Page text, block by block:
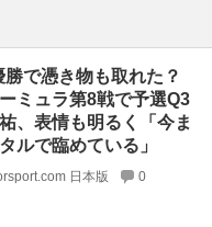
勝で憑き物も取れた？
ミュラ第8戦で予選Q3
、表情も明るく「今ま
ルで臨めている」
日本版 0